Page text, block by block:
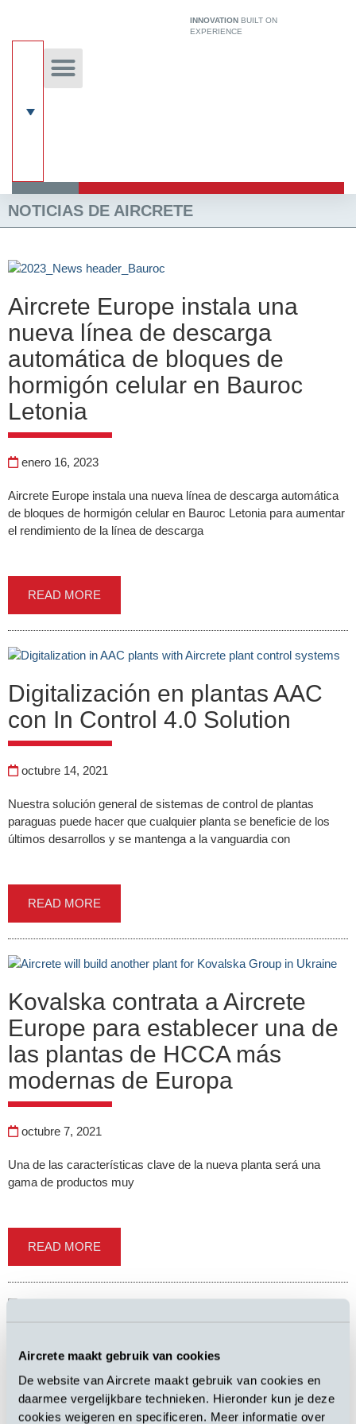
Aircrete maakt gebruik van cookies
De website van Aircrete maakt gebruik van cookies en
daarmee vergelijkbare technieken. Hieronder kun je deze
cookies weigeren en specificeren. Meer informatie over
contenido
INNOVATION BUILT ON
EXPERIENCE
NOTICIAS DE AIRCRETE
Aircrete Europe instala una
nueva línea de descarga
automática de bloques de
hormigón celular en Bauroc
Letonia
enero 16, 2023
Aircrete Europe instala una nueva línea de descarga automática
de bloques de hormigón celular en Bauroc Letonia para aumentar
el rendimiento de la línea de descarga
READ MORE
Digitalización en plantas AAC
con In Control 4.0 Solution
octubre 14, 2021
Nuestra solución general de sistemas de control de plantas
paraguas puede hacer que cualquier planta se beneficie de los
últimos desarrollos y se mantenga a la vanguardia con
READ MORE
Kovalska contrata a Aircrete
Europe para establecer una de
las plantas de HCCA más
modernas de Europa
octubre 7, 2021
Una de las características clave de la nueva planta será una
gama de productos muy
READ MORE
Un gran experto en HCCA ya
no está entre nosotros